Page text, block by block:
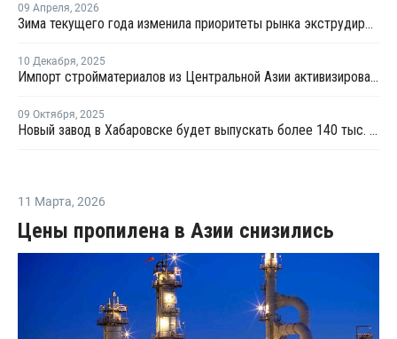
09 Апреля, 2026
Зима текущего года изменила приоритеты рынка экструдированного пенополистирола
10 Декабря, 2025
Импорт стройматериалов из Центральной Азии активизировался – НОСТРОЙ
09 Октября, 2025
Новый завод в Хабаровске будет выпускать более 140 тыс. кв. м сэндвич-панелей в год
11 Марта, 2026
Цены пропилена в Азии снизились